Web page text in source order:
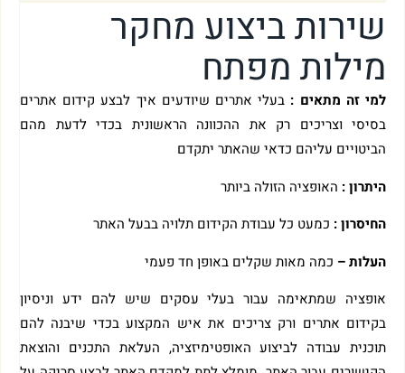
שירות ביצוע מחקר
מילות מפתח
למי זה מתאים :בעלי אתרים שיודעים איך לבצע קידום אתרים
בסיסי וצריכים רק את ההכוונה הראשונית בכדי לדעת מהם
הביטויים עליהם כדאי שהאתר יתקדם
היתרון :האופציה הזולה ביותר
החיסרון :כמעט כל עבודת הקידום תלויה בבעל האתר
העלות –כמה מאות שקלים באופן חד פעמי
אופציה שמתאימה עבור בעלי עסקים שיש להם ידע וניסיון
בקידום אתרים ורק צריכים את איש המקצוע בכדי שיבנה להם
תוכנית עבודה לביצוע האופטימיזציה, העלאת התכנים והוצאת